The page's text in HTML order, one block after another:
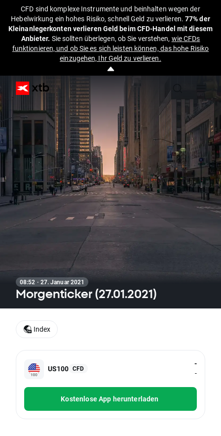
CFD sind komplexe Instrumente und beinhalten wegen der
Hebelwirkung ein hohes Risiko, schnell Geld zu verlieren.77% der
Kleinanlegerkonten verlieren Geld beim CFD-Handel mit diesem
Anbieter. Sie sollten überlegen, ob Sie verstehen, wie CFDs
funktionieren, und ob Sie es sich leisten können, das hohe Risiko
einzugehen, Ihr Geld zu verlieren.
08:52 · 27. Januar 2021
Morgenticker (27.01.2021)
US100 CFD
-
-
Kostenlose App herunterladen
Index